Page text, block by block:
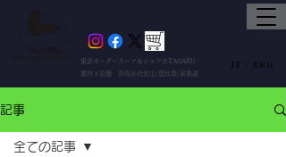
東京オーダースーツ＆シャツのTAGARU
都内３店舗 渋谷区代官山/恵比寿/表参道
ENG
JP /
記事
全ての記事